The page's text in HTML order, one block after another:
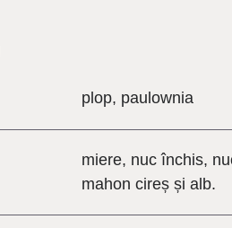
plop, paulownia
miere, nuc închis,
mahon cireș și alb.